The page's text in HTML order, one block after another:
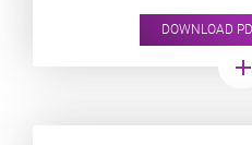
DOWNLOAD
add